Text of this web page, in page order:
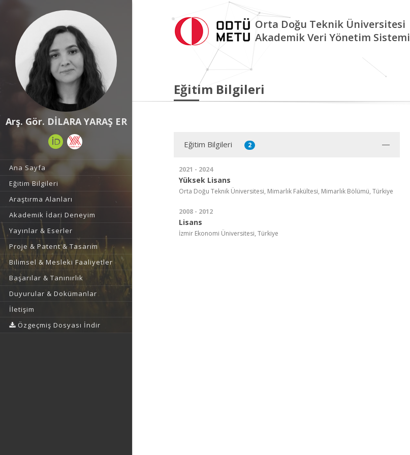
Arş. Gör. DİLARA YARAŞ ER
Ana Sayfa
Eğitim Bilgileri
Araştırma Alanları
Akademik İdari Deneyim
Yayınlar & Eserler
Proje & Patent & Tasarım
Bilimsel & Mesleki Faaliyetler
Başarılar & Tanınırlık
Duyurular & Dokümanlar
İletişim
Özgeçmiş Dosyası İndir
Orta Doğu Teknik Üniversitesi
Akademik Veri Yönetim Sistemi
Eğitim Bilgileri
Eğitim Bilgileri 2
2021 - 2024
Yüksek Lisans
Orta Doğu Teknik Üniversitesi, Mimarlık Fakültesi, Mimarlık Bölümü, Türkiye
2008 - 2012
Lisans
İzmir Ekonomi Üniversitesi, Türkiye